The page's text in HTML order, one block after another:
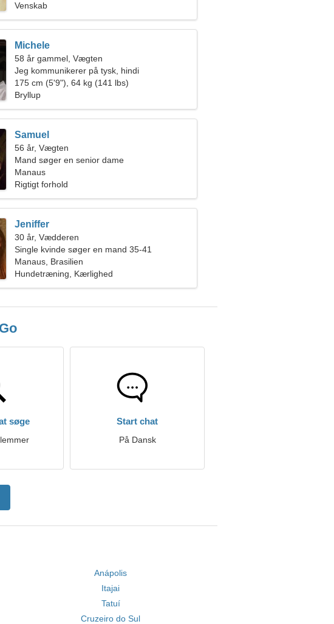
Venskab
Michele
58 år gammel, Vægten
Jeg kommunikerer på tysk, hindi
175 cm (5'9"), 64 kg (141 lbs)
Bryllup
Samuel
56 år, Vægten
Mand søger en senior dame
Manaus
Rigtigt forhold
Jeniffer
30 år, Vædderen
Single kvinde søger en mand 35-41
Manaus, Brasilien
Hundetræning, Kærlighed
søge Start chat
På Dansk
Anápolis
Itajai
Tatuí
Cruzeiro do Sul